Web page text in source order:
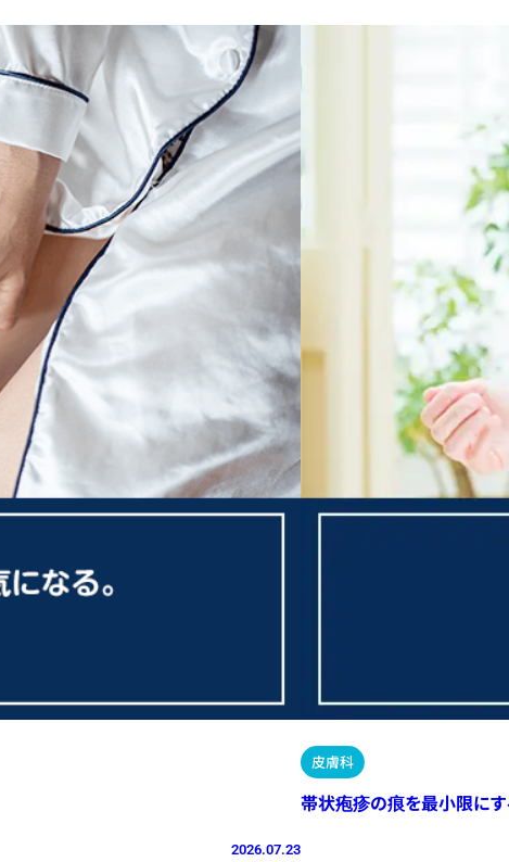
2026.07.23
皮膚科
帯状疱疹の痕を最小限にす